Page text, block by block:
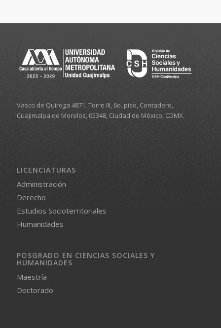
Vasco de Quiroga 4871, Torre III, 6o. piso, Contadero,
Cuajimalpa de Morelos, 05348, Ciudad de México, CDMX.
LICENCIATURAS
Administración
Derecho
Estudios Socioterritoriales
Humanidades
POSGRADO EN CIENCIAS SOCIALES Y
HUMANIDADES
Maestría
Doctorado